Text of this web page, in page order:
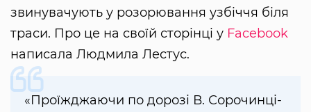
звинувачують у розорювання узбіччя біля
траси. Про це на своїй сторінці у Facebook
написала Людмила Лестус.
«Проїжджаючи по дорозі В. Сорочинці-